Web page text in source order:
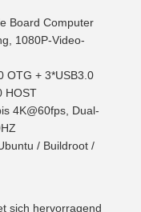
Board Computer
1080P-Video-
OTG + 3*USB3.0
HOST
4K@60fps, Dual-
/ Buildroot /
sich hervorragend